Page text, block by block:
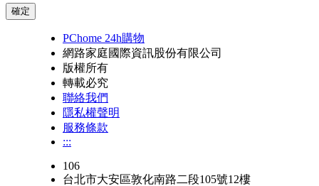
確定
PChome 24h購物
網路家庭國際資訊股份有限公司
版權所有
轉載必究
聯絡我們
隱私權聲明
服務條款
:::
106
台北市大安區敦化南路二段105號12樓